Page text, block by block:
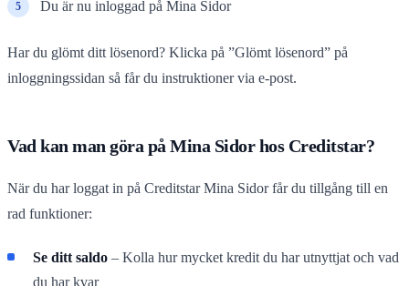
Du är nu inloggad på Mina Sidor
Har du glömt ditt lösenord? Klicka på ”Glömt lösenord” på
inloggningssidan så får du instruktioner via e-post.
Vad kan man göra på Mina Sidor hos Creditstar?
När du har loggat in på Creditstar Mina Sidor får du tillgång till en
rad funktioner:
Se ditt saldo – Kolla hur mycket kredit du har utnyttjat och vad
du har kvar